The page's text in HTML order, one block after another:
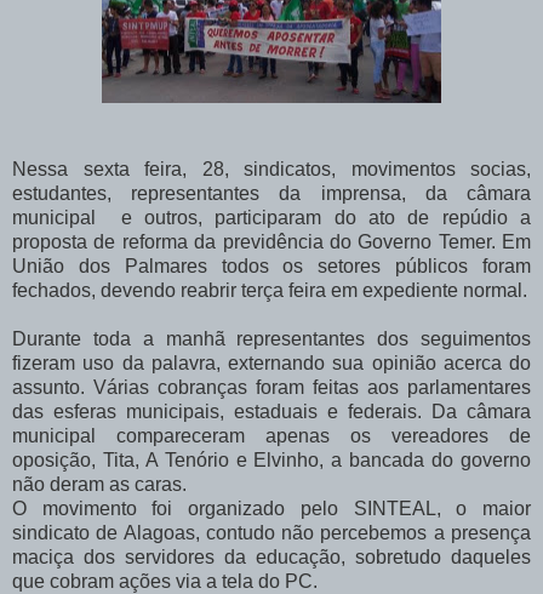
Nessa sexta feira, 28, sindicatos, movimentos socias,
estudantes, representantes da imprensa, da câmara
municipal e outros, participaram do ato de repúdio a
proposta de reforma da previdência do Governo Temer. Em
União dos Palmares todos os setores públicos foram
fechados, devendo reabrir terça feira em expediente normal.
Durante toda a manhã representantes dos seguimentos
fizeram uso da palavra, externando sua opinião acerca do
assunto. Várias cobranças foram feitas aos parlamentares
das esferas municipais, estaduais e federais. Da câmara
municipal compareceram apenas os vereadores de
oposição, Tita, A Tenório e Elvinho, a bancada do governo
não deram as caras.
O movimento foi organizado pelo SINTEAL, o maior
sindicato de Alagoas, contudo não percebemos a presença
maciça dos servidores da educação, sobretudo daqueles
que cobram ações via a tela do PC.